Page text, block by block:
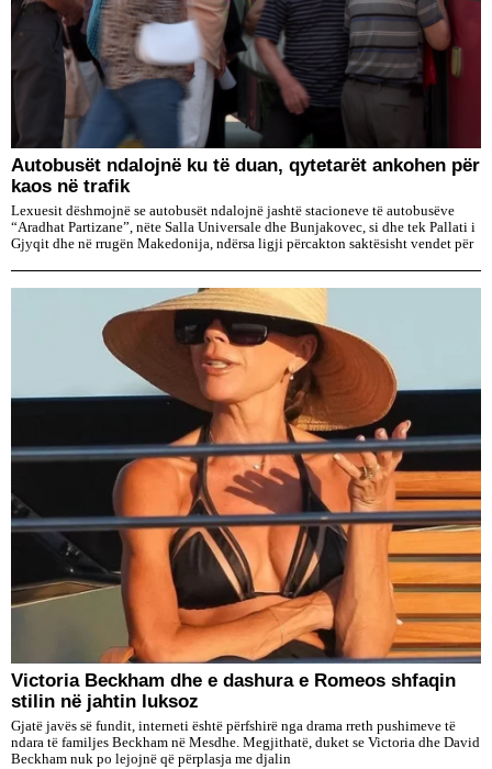
Autobusët ndalojnë ku të duan, qytetarët ankohen për
kaos në trafik
Lexuesit dëshmojnë se autobusët ndalojnë jashtë stacioneve të autobusëve
“Aradhat Partizane”, nëte Salla Universale dhe Bunjakovec, si dhe tek Pallati i
Gjyqit dhe në rrugën Makedonija, ndërsa ligji përcakton saktësisht vendet për
Victoria Beckham dhe e dashura e Romeos shfaqin
stilin në jahtin luksoz
Gjatë javës së fundit, interneti është përfshirë nga drama rreth pushimeve të
ndara të familjes Beckham në Mesdhe. Megjithatë, duket se Victoria dhe David
Beckham nuk po lejojnë që përplasja me djalin